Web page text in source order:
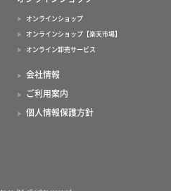
オンラインショップ
オンラインショップ【楽天市場】
オンライン卸売サービス
会社情報
ご利用案内
個人情報保護方針